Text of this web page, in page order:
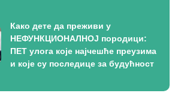
Како дете да преживи у
НЕФУНКЦИОНАЛНОЈ породици:
ПЕТ улога које најчешће преузима
и које су последице за будућност